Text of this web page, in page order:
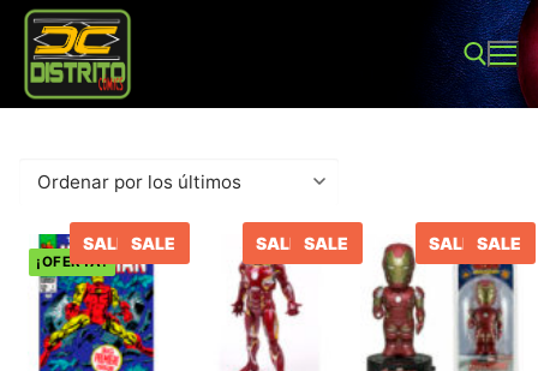
contenido
Buscar:
¡OFERTA!
SALE SALE SALE SALE SALE SALE